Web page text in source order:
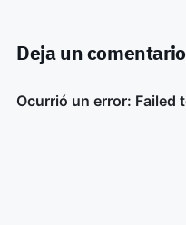
Deja un comentario